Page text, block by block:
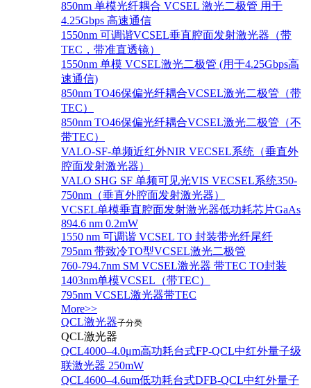
850nm 单模光纤耦合 VCSEL 激光二极管 用于
4.25Gbps 高速通信
1550nm 可调谐VCSEL垂直腔面发射激光器（带
TEC，带准直透镜）
1550nm 单模 VCSEL激光二极管 (用于4.25Gbps高
速通信)
850nm TO46保偏光纤耦合VCSEL激光二极管（带
TEC）
850nm TO46保偏光纤耦合VCSEL激光二极管（不
带TEC）
VALO-SF-单频近红外NIR VECSEL系统（垂直外
腔面发射激光器）
VALO SHG SF 单频可见光VIS VECSEL系统350-
750nm（垂直外腔面发射激光器）
VCSEL单模垂直腔面发射激光器低功耗芯片GaAs
894.6 nm 0.2mW
1550 nm 可调谐 VCSEL TO 封装带光纤尾纤
795nm 带致冷TO型VCSEL激光二极管
760-794.7nm SM VCSEL激光器 带TEC TO封装
1403nm单模VCSEL（带TEC）
795nm VCSEL激光器带TEC
More>>
QCL激光器子分类
QCL激光器
QCL4000–4.0μm高功耗台式FP-QCL中红外量子级
联激光器 250mW
QCL4600–4.6um低功耗台式DFB-QCL中红外量子